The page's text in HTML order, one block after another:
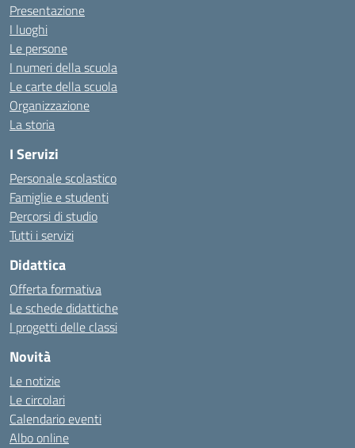
Presentazione
I luoghi
Le persone
I numeri della scuola
Le carte della scuola
Organizzazione
La storia
I Servizi
Personale scolastico
Famiglie e studenti
Percorsi di studio
Tutti i servizi
Didattica
Offerta formativa
Le schede didattiche
I progetti delle classi
Novità
Le notizie
Le circolari
Calendario eventi
Albo online